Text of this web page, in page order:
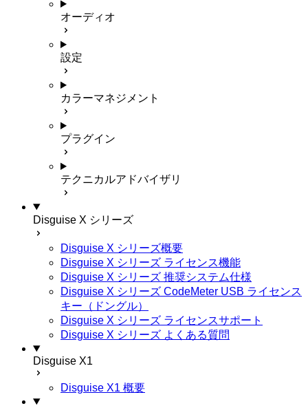
オーディオ
設定
カラーマネジメント
プラグイン
テクニカルアドバイザリ
Disguise X シリーズ
Disguise X シリーズ概要
Disguise X シリーズ ライセンス機能
Disguise X シリーズ 推奨システム仕様
Disguise X シリーズ CodeMeter USB ライセンス
キー（ドングル）
Disguise X シリーズ ライセンスサポート
Disguise X シリーズ よくある質問
Disguise X1
Disguise X1 概要